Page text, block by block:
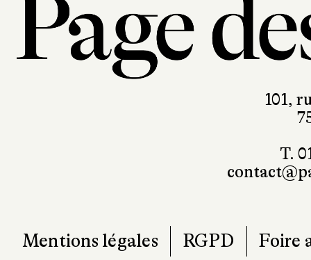
101,
T.
Mentions légales RGPD Foire